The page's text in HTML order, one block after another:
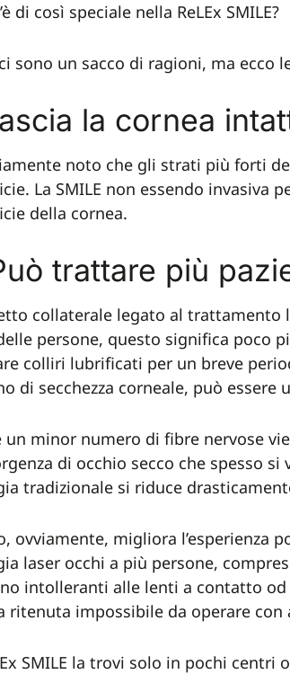
di così speciale nella ReLEx SMILE?
sono un sacco di ragioni, ma ecco
la cornea
noto che gli strati più forti
La SMILE non essendo invasiva
della cornea.
trattare più
collaterale legato al trattamento
persone, questo significa poco
colliri lubrificati per un breve
di secchezza corneale, può essere
un minor numero di fibre nervose
di occhio secco che spesso
tradizionale si riduce
ovviamente, migliora l’esperienza
laser occhi a più persone,
intolleranti alle lenti a contatto
ritenuta impossibile da operare con
SMILE la trovi solo in pochi